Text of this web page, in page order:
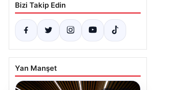
Bizi Takip Edin
Yan Manşet